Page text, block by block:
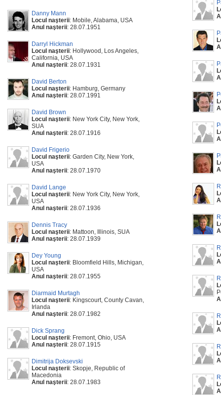
Danny Mann
Locul naşterii: Mobile, Alabama, USA
Anul naşterii: 28.07.1951
Darryl Hickman
Locul naşterii: Hollywood, Los Angeles,
California, USA
Anul naşterii: 28.07.1931
David Berton
Locul naşterii: Hamburg, Germany
Anul naşterii: 28.07.1991
David Brown
Locul naşterii: New York City, New York,
SUA
Anul naşterii: 28.07.1916
David Frigerio
Locul naşterii: Garden City, New York,
USA
Anul naşterii: 28.07.1970
David Lange
Locul naşterii: New York City, New York,
USA
Anul naşterii: 28.07.1936
Dennis Tracy
Locul naşterii: Mattoon, Illinois, SUA
Anul naşterii: 28.07.1939
Dey Young
Locul naşterii: Bloomfield Hills, Michigan,
USA
Anul naşterii: 28.07.1955
Diarmaid Murtagh
Locul naşterii: Kingscourt, County Cavan,
Irlanda
Anul naşterii: 28.07.1982
Dick Sprang
Locul naşterii: Fremont, Ohio, USA
Anul naşterii: 28.07.1915
Dimitrija Doksevski
Locul naşterii: Skopje, Republic of
Macedonia
Anul naşterii: 28.07.1983